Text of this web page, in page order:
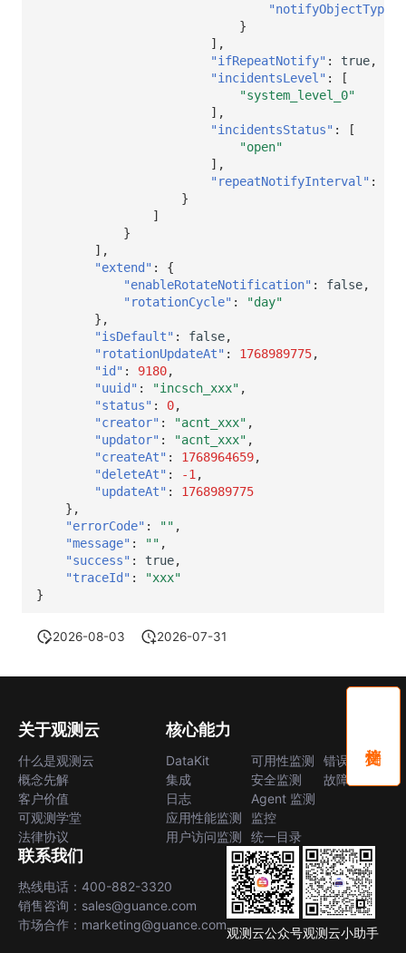
"notifyObjectType"
}
],
"ifRepeatNotify" : true,
"incidentsLevel" :
[
"system_level_0"
],
"incidentsStatus" :
[
"open"
],
"repeatNotifyInterval" :
}
]
}
],
"extend" :
{
"enableRotateNotification" : false,
"rotationCycle" :
"day"
},
"isDefault" : false,
"rotationUpdateAt" : 1768989775,
"id" : 9180,
"uuid" : "incsch_xxx" ,
"status" : 0,
"creator" : "acnt_xxx" ,
"updator" : "acnt_xxx" ,
"createAt" : 1768964659,
"deleteAt" : -1 ,
"updateAt" :
1768989775
},
"errorCode" : "" ,
"message" : "" ,
"success" : true,
"traceId" :
"xxx"
}
2026-08-03 2026-07-31
关于观测云
什么是观测云
概念先解
客户价值
可观测学堂
法律协议
核心能力
DataKit
集成
日志
应用性能监测
用户访问监测
可用性监测
安全监测
Agent 监测
监控
统一目录
错误中心
故障中心
联系我们
热线电话：400-882-3320
销售咨询：sales@guance.com
市场合作：marketing@guance.com
观测云公众号观测云小助手